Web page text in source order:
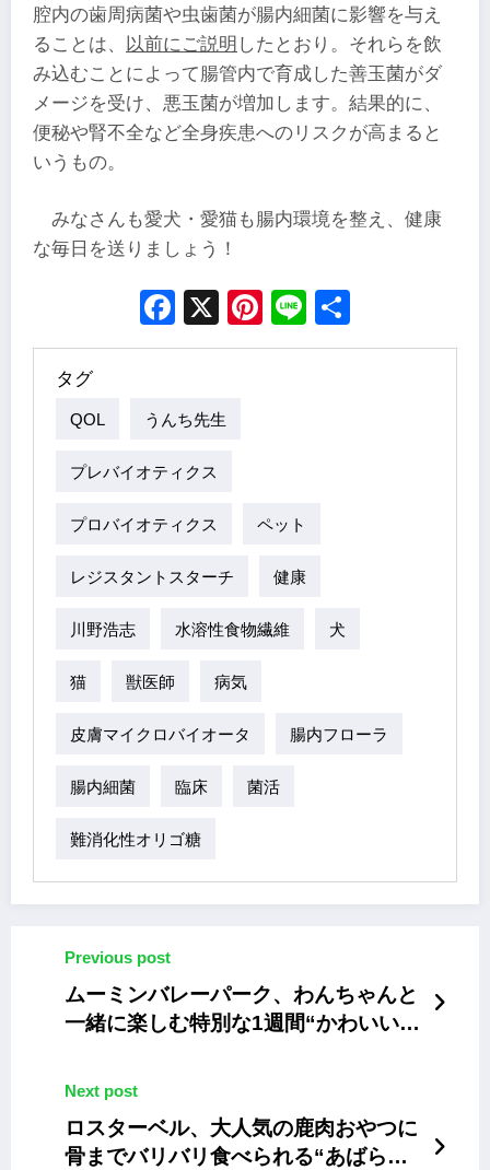
腔内の歯周病菌や虫歯菌が腸内細菌に影響を与え
ることは、 以前にご説明 したとおり。それらを飲
み込むことによって腸管内で育成した善玉菌がダ
メージを受け、悪玉菌が増加します。結果的に、
便秘や腎不全など全身疾患へのリスクが高まると
いうもの。
みなさんも愛犬・愛猫も腸内環境を整え、健康
な毎日を送りましょう！
Facebook
X Pinterest
Line
タグ
QOL うんち先生
プレバイオティクス
プロバイオティクス ペット
レジスタントスターチ 健康
川野浩志 水溶性食物繊維 犬
猫 獣医師 病気
皮膚マイクロバイオータ 腸内フローラ
腸内細菌 臨床 菌活
難消化性オリゴ糖
Previous post
ムーミンバレーパーク、わんちゃんと
一緒に楽しむ特別な1週間“かわいい犬
Next post
ロスターベル、大人気の鹿肉おやつに
骨までバリバリ食べられる“あばら